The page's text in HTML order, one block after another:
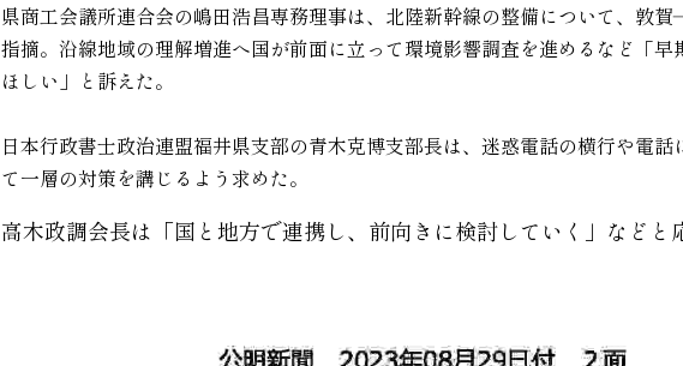
県商工会議所連合会の嶋田浩昌専務理事は、北陸新幹線の整備について、敦
指摘。沿線地域の理解増進へ国が前面に立って環境影響調査を進めるなど「早
ほしい」と訴えた。
日本行政書士政治連盟福井県支部の青木克博支部長は、迷惑電話の横行や電
て一層の対策を講じるよう求めた。
高木政調会長は「国と地方で連携し、前向きに検討していく」などと